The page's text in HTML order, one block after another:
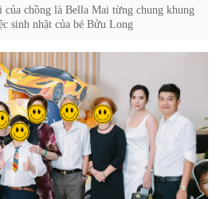
chồng là Bella Mai từng chung khung
sinh nhật của bé Bửu Long